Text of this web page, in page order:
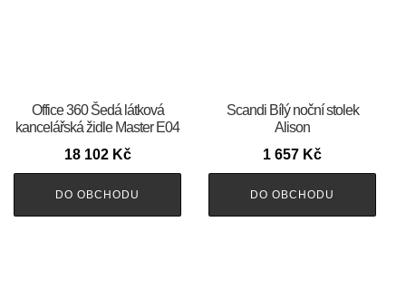
Office 360 Šedá látková
kancelářská židle Master E04
18 102 Kč
DO OBCHODU
Scandi Bílý noční stolek
Alison
1 657 Kč
DO OBCHODU